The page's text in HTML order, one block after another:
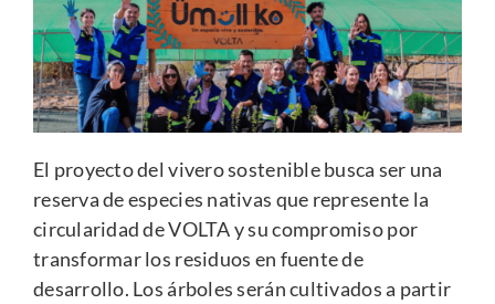
El proyecto del vivero sostenible busca ser una
reserva de especies nativas que represente la
circularidad de VOLTA y su compromiso por
transformar los residuos en fuente de
desarrollo. Los árboles serán cultivados a partir